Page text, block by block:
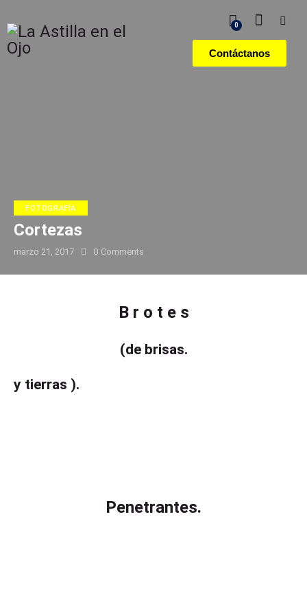
0
Contáctanos
FOTOGRAFÍA
Cortezas
marzo 21, 2017 0 Comments
B r o t e s
(de brisas.
y tierras ).
Penetrantes.